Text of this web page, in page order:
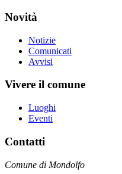
Novità
Notizie
Comunicati
Avvisi
Vivere il comune
Luoghi
Eventi
Contatti
Comune di Mondolfo